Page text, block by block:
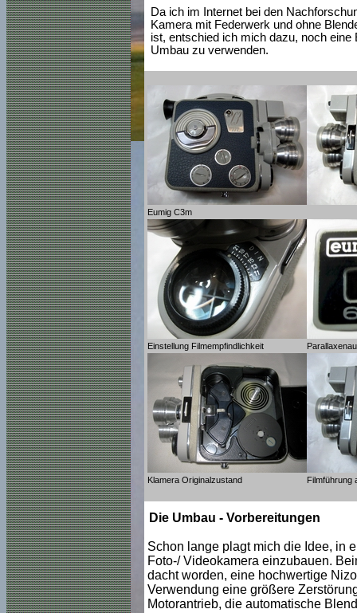
Da ich im Internet bei den
Kamera mit Federwerk und ohne
ist, entschied ich mich dazu, noch
Umbau zu verwenden.
Eumig C3m
Einstellung Filmempfindlichkeit
Klamera Originalzustand Filmführung
Die Umbau - Vorbereitungen
Schon lange plagt mich die Idee, in
Foto-/ Videokamera einzubauen.
dacht worden, eine hochwertige
Verwendung eine größere
Motorantrieb, die automatische